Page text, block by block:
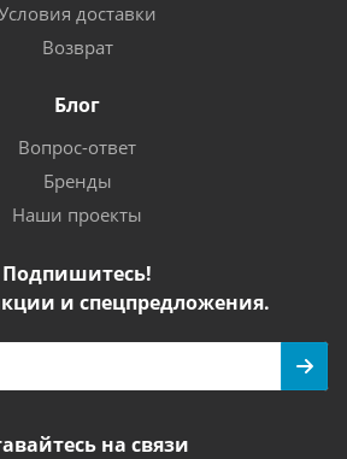
доставки
Возврат
Блог
Вопрос-ответ
Бренды
Наши проекты
Подпишитесь!
и спецпредложения.
на связи